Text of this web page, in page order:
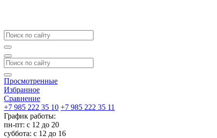
Просмотренные
Избранное
Сравнение
+7 985 222 35 10 +7 985 222 35 11
График работы:
пн-пт: с 12 до 20
суббота: c 12 до 16